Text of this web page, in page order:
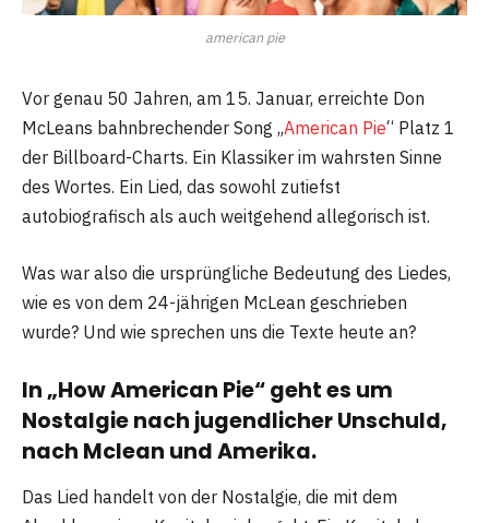
american pie
Vor genau 50 Jahren, am 15. Januar, erreichte Don
McLeans bahnbrechender Song „American Pie“ Platz 1
der Billboard-Charts. Ein Klassiker im wahrsten Sinne
des Wortes. Ein Lied, das sowohl zutiefst
autobiografisch als auch weitgehend allegorisch ist.
Was war also die ursprüngliche Bedeutung des Liedes,
wie es von dem 24-jährigen McLean geschrieben
wurde? Und wie sprechen uns die Texte heute an?
In „How American Pie“ geht es um
Nostalgie nach jugendlicher Unschuld,
nach Mclean und Amerika.
Das Lied handelt von der Nostalgie, die mit dem